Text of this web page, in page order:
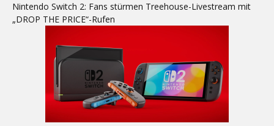
Nintendo Switch 2: Fans stürmen Treehouse-Livestream mit
„DROP THE PRICE“-Rufen